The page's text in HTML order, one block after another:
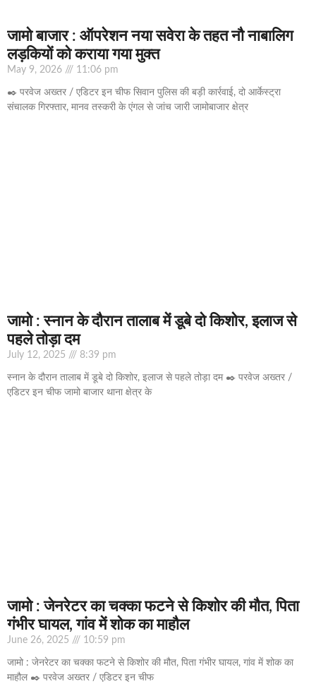
जामो बाजार : ऑपरेशन नया सवेरा के तहत नौ नाबालिग
लड़कियों को कराया गया मुक्त
May 9, 2026 11:06 pm
✒️ परवेज अख्तर / एडिटर इन चीफ सिवान पुलिस की बड़ी कार्रवाई, दो आर्केस्ट्रा
संचालक गिरफ्तार, मानव तस्करी के एंगल से जांच जारी जामोबाजार क्षेत्र
जामो : स्नान के दौरान तालाब में डूबे दो किशोर, इलाज से
पहले तोड़ा दम
July 12, 2025 8:39 pm
स्नान के दौरान तालाब में डूबे दो किशोर, इलाज से पहले तोड़ा दम ✒️ परवेज अख्तर /
एडिटर इन चीफ जामो बाजार थाना क्षेत्र के
जामो : जेनरेटर का चक्का फटने से किशोर की मौत, पिता
गंभीर घायल, गांव में शोक का माहौल
June 26, 2025 10:59 pm
जामो : जेनरेटर का चक्का फटने से किशोर की मौत, पिता गंभीर घायल, गांव में शोक का
माहौल ✒️ परवेज अख्तर / एडिटर इन चीफ